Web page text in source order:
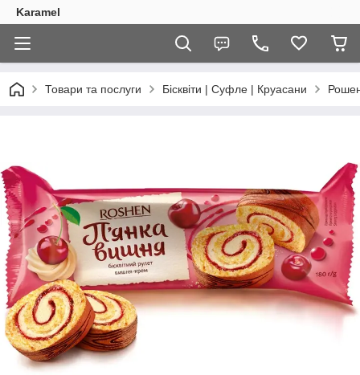
Karamel
Товари та послуги Бісквіти | Суфле | Круасани